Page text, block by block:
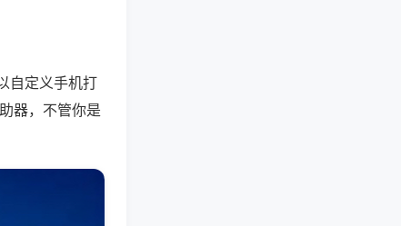
自定义手机打
器，不管你是